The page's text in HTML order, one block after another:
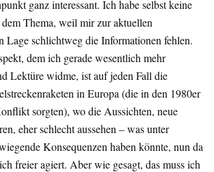
ganz interessant. Ich habe selbst keine
Thema, weil mir zur aktuellen
Lage schlichtweg die Informationen fehlen.
dem ich gerade wesentlich mehr
Lektüre widme, ist auf jeden Fall die
in Europa (die in den 1980er
sorgten), wo die Aussichten, neue
eher schlecht aussehen – was unter
Konsequenzen haben könnte, nun da
freier agiert. Aber wie gesagt, das muss ich